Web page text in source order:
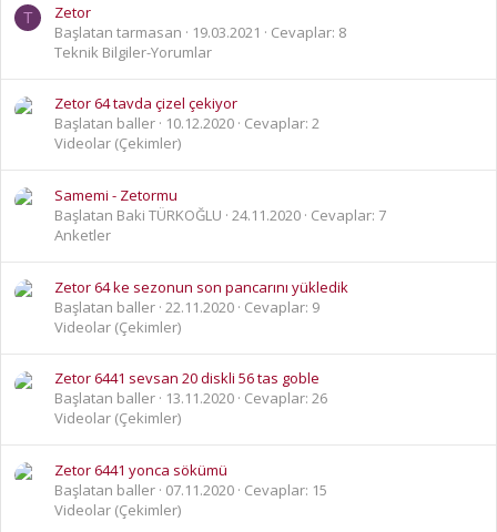
T
Zetor
Başlatan tarmasan
19.03.2021
Cevaplar: 8
Teknik Bilgiler-Yorumlar
Zetor 64 tavda çizel çekiyor
Başlatan baller
10.12.2020 Cevaplar: 2
Videolar (Çekimler)
Samemi - Zetormu
Başlatan Baki TÜRKOĞLU 24.11.2020 Cevaplar: 7
Anketler
Zetor 64 ke sezonun son pancarını yükledik
Başlatan baller 22.11.2020 Cevaplar: 9
Videolar (Çekimler)
Zetor 6441 sevsan 20 diskli 56 tas goble
Başlatan baller
13.11.2020 Cevaplar: 26
Videolar (Çekimler)
Zetor 6441 yonca sökümü
Başlatan baller 07.11.2020 Cevaplar: 15
Videolar (Çekimler)